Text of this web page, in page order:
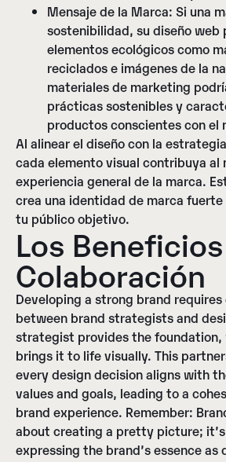
Mensaje de la Marca: Si una
sostenibilidad, su diseño web
elementos ecológicos como
reciclados e imágenes de la
materiales de marketing
prácticas sostenibles y
productos conscientes con el
Al alinear el diseño con la
cada elemento visual contribuya al
experiencia general de la marca.
crea una identidad de marca fuerte
tu público objetivo.
Los
Colaboración
Developing a strong brand
between brand strategists and
strategist provides the foundation,
brings it to life visually. This
every design decision aligns with
values and goals, leading to a
brand experience. Remember:
about creating a pretty picture;
expressing the brand’s essence as